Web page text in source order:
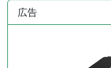
広告